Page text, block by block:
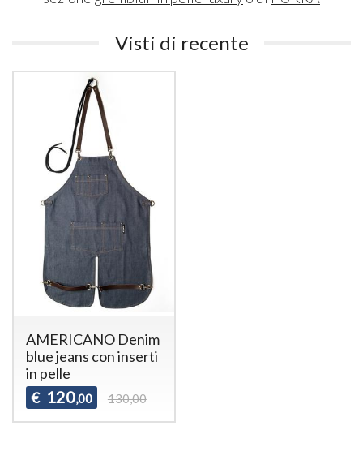
Visti di recente
AMERICANO Denim
blue jeans con inserti
in pelle
€ 120,00 130,00